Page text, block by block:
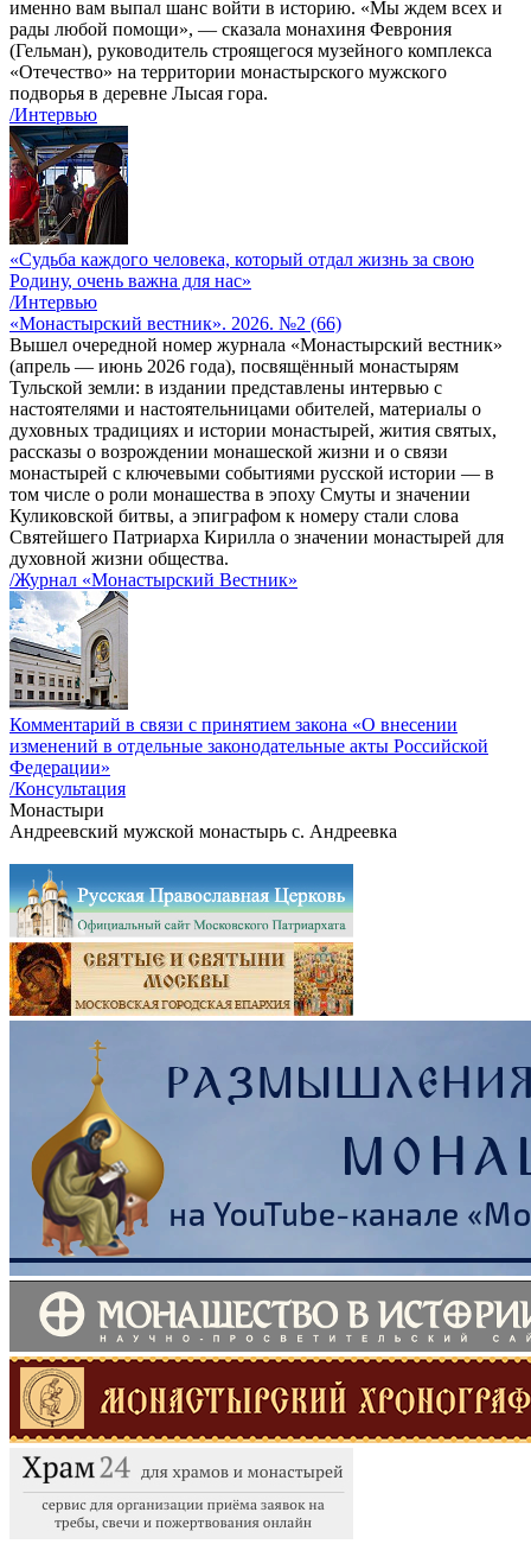
именно вам выпал шанс войти в историю. «Мы ждем всех и
рады любой помощи», — сказала монахиня Феврония
(Гельман), руководитель строящегося музейного комплекса
«Отечество» на территории монастырского мужского
подворья в деревне Лысая гора.
/Интервью
«Судьба каждого человека, который отдал жизнь за свою
Родину, очень важна для нас»
/Интервью
«Монастырский вестник». 2026. №2 (66)
Вышел очередной номер журнала «Монастырский вестник»
(апрель — июнь 2026 года), посвящённый монастырям
Тульской земли: в издании представлены интервью с
настоятелями и настоятельницами обителей, материалы о
духовных традициях и истории монастырей, жития святых,
рассказы о возрождении монашеской жизни и о связи
монастырей с ключевыми событиями русской истории — в
том числе о роли монашества в эпоху Смуты и значении
Куликовской битвы, а эпиграфом к номеру стали слова
Святейшего Патриарха Кирилла о значении монастырей для
духовной жизни общества.
/Журнал «Монастырский Вестник»
Комментарий в связи с принятием закона «О внесении
изменений в отдельные законодательные акты Российской
Федерации»
/Консультация
Монастыри
Андреевский мужской монастырь с. Андреевка